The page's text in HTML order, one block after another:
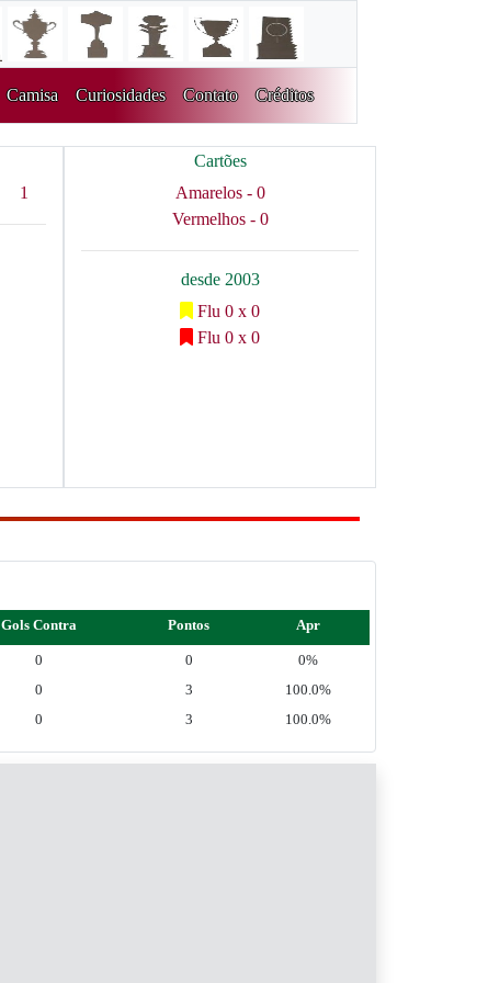
Camisa Curiosidades Contato Créditos
1
Cartões
Amarelos - 0
Vermelhos - 0
desde 2003
Flu 0 x 0
Flu 0 x 0
Gols Contra Pontos Apr
0 0
0%
0 3
100.0%
0 3 100.0%